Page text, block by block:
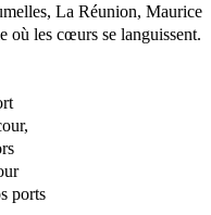
La Réunion, Maurice
où les cœurs se languissent.
ports